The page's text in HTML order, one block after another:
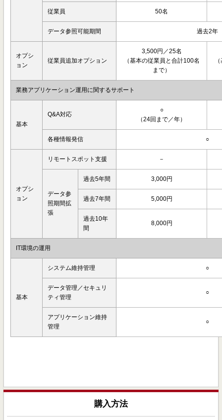
従業員 50名
データ参照可能期間 過去2年
オプシ
ョン
従業員追加オプション
3,500円／25名
（基本の従業員と合計100名
まで）
業務アプリケーション運用に関するサポート
基本
Q&A対応
○
（24回まで／年）
各種情報発信 ○
オプシ
ョン
リモートスポット支援 －
データ参
照期間拡
張
過去5年間 3,000円
過去7年間 5,000円
過去10年
間
8,000円
IT環境の運用
基本
システム維持管理 ○
データ管理／セキュリ
ティ管理
○
アプリケーション維持
管理
○
購入方法